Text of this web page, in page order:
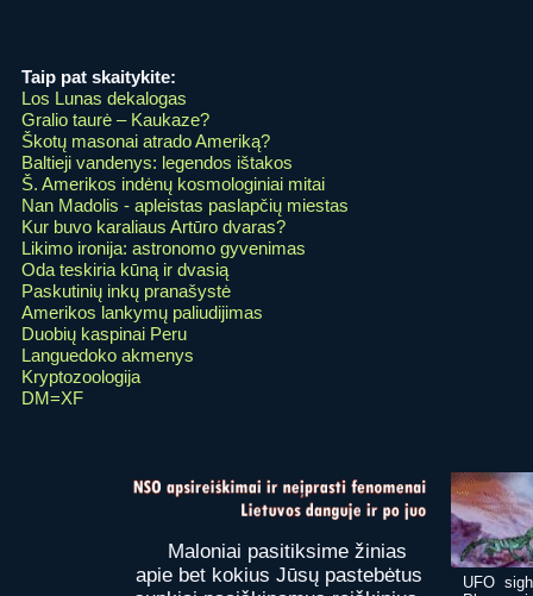
Taip pat skaitykite:
Los Lunas dekalogas
Gralio taurė – Kaukaze?
Škotų masonai atrado Ameriką?
Baltieji vandenys: legendos ištakos
Š. Amerikos indėnų kosmologiniai mitai
Nan Madolis - apleistas paslapčių miestas
Kur buvo karaliaus Artūro dvaras?
Likimo ironija: astronomo gyvenimas
Oda teskiria kūną ir dvasią
Paskutinių inkų pranašystė
Amerikos lankymų paliudijimas
Duobių kaspinai Peru
Languedoko akmenys
Kryptozoologija
DM=XF
Maloniai pasitiksime žinias
apie bet kokius Jūsų pastebėtus
UFO